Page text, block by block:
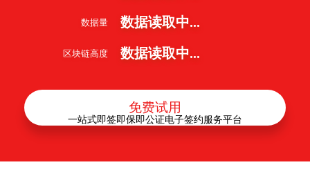
数据量 数据读取中...
区块链高度 数据读取中...
免费试用
一站式即签即保即公证电子签约服务平台